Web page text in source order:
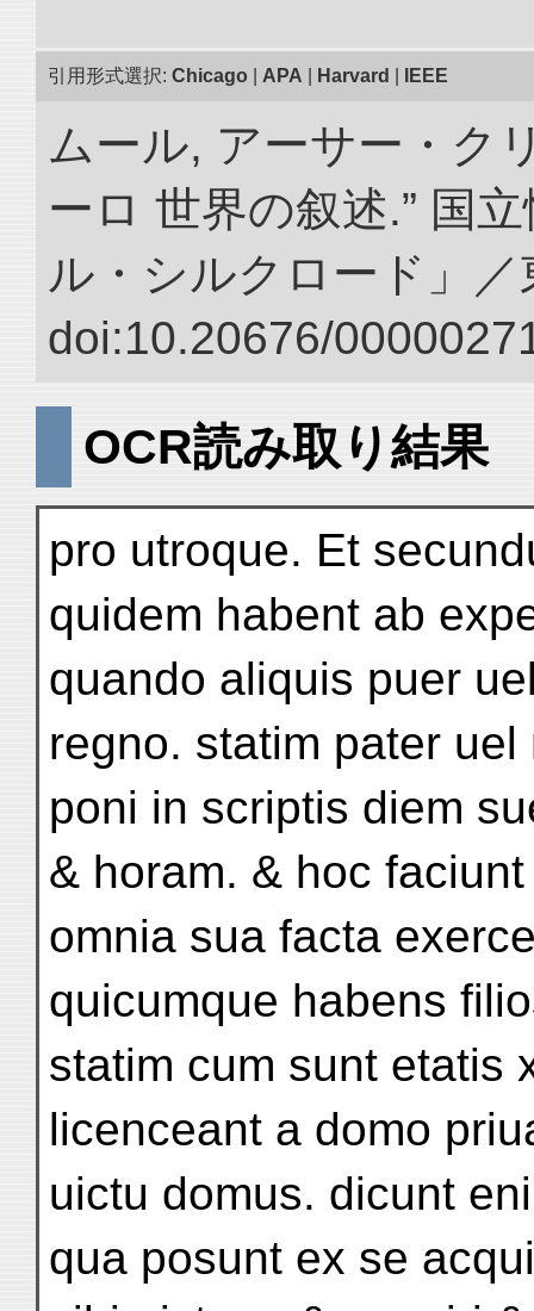
引用形式選択: Chicago APA Harvard IEEE
ムール, アーサー・ク
ーロ 世界の叙述.” 国
ル・シルクロード」／
doi:10.20676/
OCR読み取り結果
pro utroque. Et
quidem habent ab
quando aliquis puer
regno. statim pater uel
poni in scriptis diem
& horam. & hoc
omnia sua facta
quicumque habens
statim cum sunt etatis
licenceant a domo
uictu domus. dicunt
qua posunt ex se